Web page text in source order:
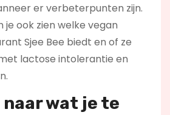
er verbeterpunten zijn.
je ook zien welke vegan
Sjee Bee biedt en of ze
lactose intolerantie en
wat je te